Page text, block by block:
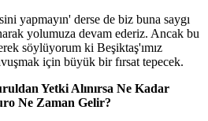
yapmayın' derse de biz buna saygı
yolumuza devam ederiz. Ancak bu
söylüyorum ki Beşiktaş'ımız
için büyük bir fırsat tepecek.
Yetki Alınırsa Ne Kadar
Ne Zaman Gelir?